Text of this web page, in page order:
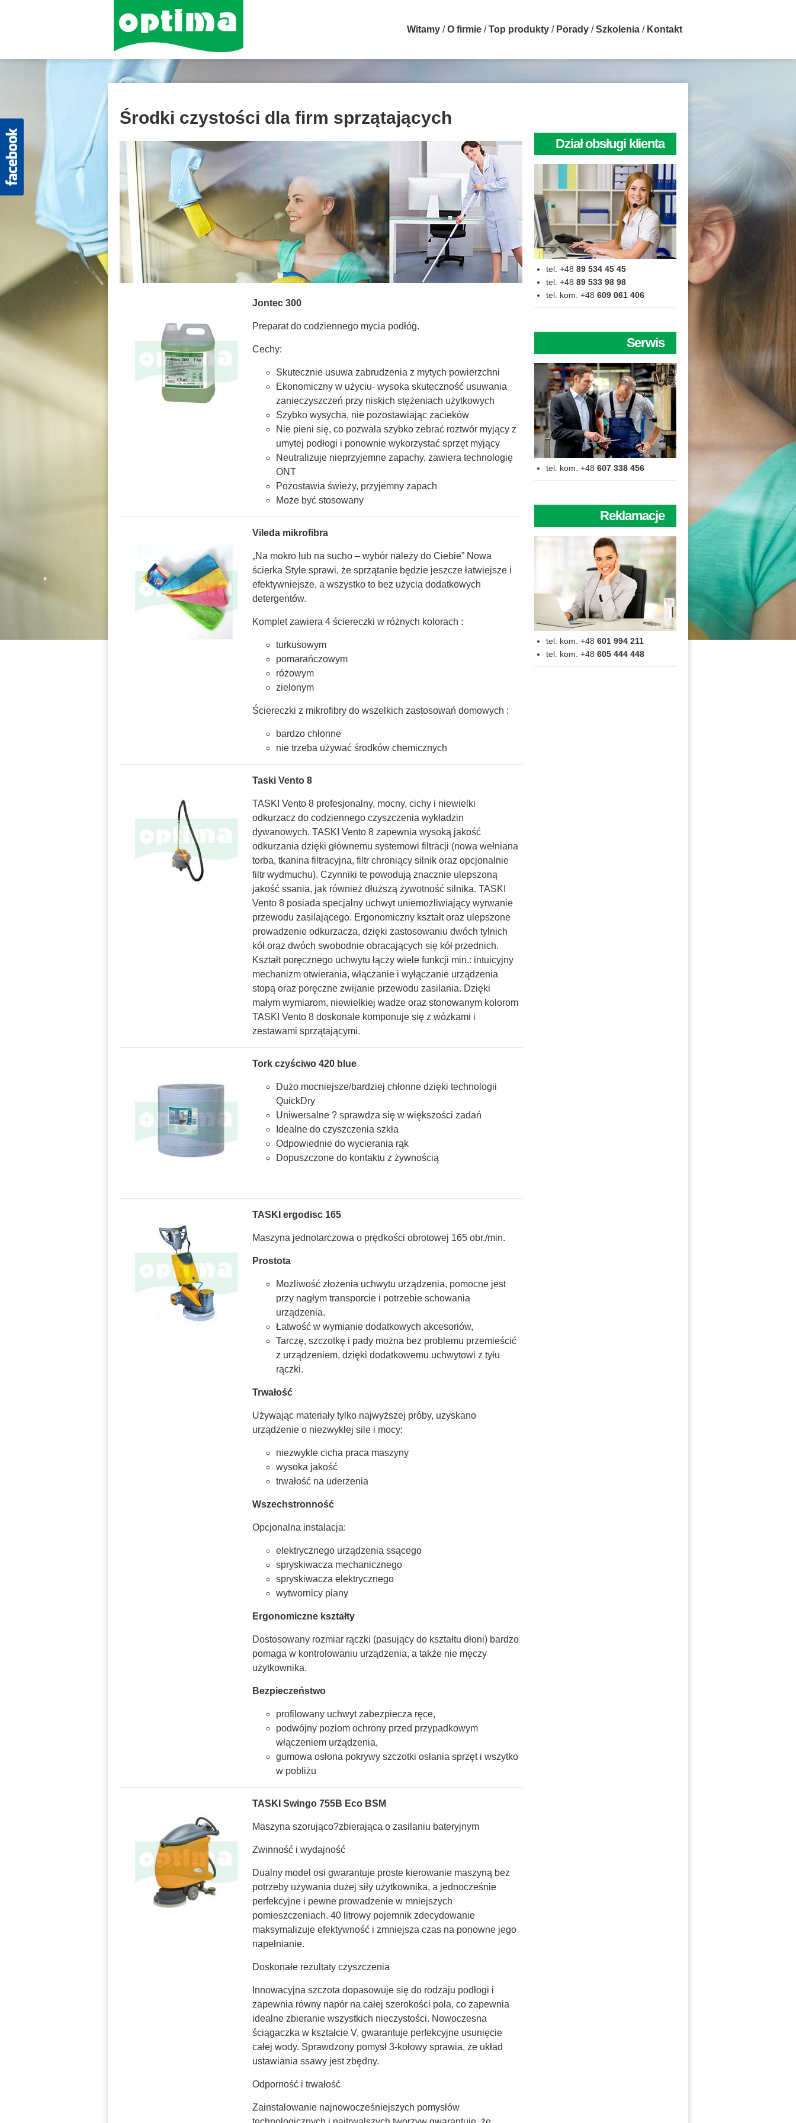
Witamy O firmie Top produkty Porady Szkolenia Kontakt
Środki czystości dla firm sprzątających
Jontec 300
Preparat do codziennego mycia podłóg.
Cechy:
Skutecznie usuwa zabrudzenia z mytych powierzchni
Ekonomiczny w użyciu- wysoka skuteczność usuwania
zanieczyszczeń przy niskich stężeniach użytkowych
Szybko wysycha, nie pozostawiając zacieków
Nie pieni się, co pozwala szybko zebrać roztwór myjący z
umytej podłogi i ponownie wykorzystać sprzęt myjący
Neutralizuje nieprzyjemne zapachy, zawiera technologię
ONT
Pozostawia świeży, przyjemny zapach
Może być stosowany
Vileda mikrofibra
„Na mokro lub na sucho – wybór należy do Ciebie” Nowa
ścierka Style sprawi, że sprzątanie będzie jeszcze łatwiejsze i
efektywniejsze, a wszystko to bez użycia dodatkowych
detergentów.
Komplet zawiera 4 ściereczki w różnych kolorach :
turkusowym
pomarańczowym
różowym
zielonym
Ściereczki z mikrofibry do wszelkich zastosowań domowych :
bardzo chłonne
nie trzeba używać środków chemicznych
Taski Vento 8
TASKI Vento 8 profesjonalny, mocny, cichy i niewielki
odkurzacz do codziennego czyszczenia wykładzin
dywanowych. TASKI Vento 8 zapewnia wysoką jakość
odkurzania dzięki głównemu systemowi filtracji (nowa wełniana
torba, tkanina filtracyjna, filtr chroniący silnik oraz opcjonalnie
filtr wydmuchu). Czynniki te powodują znacznie ulepszoną
jakość ssania, jak również dłuższą żywotność silnika. TASKI
Vento 8 posiada specjalny uchwyt uniemożliwiający wyrwanie
przewodu zasilającego. Ergonomiczny kształt oraz ulepszone
prowadzenie odkurzacza, dzięki zastosowaniu dwóch tylnich
kół oraz dwóch swobodnie obracających się kół przednich.
Kształt poręcznego uchwytu łączy wiele funkcji min.: intuicyjny
mechanizm otwierania, włączanie i wyłączanie urządzenia
stopą oraz poręczne zwijanie przewodu zasilania. Dzięki
małym wymiarom, niewielkiej wadze oraz stonowanym kolorom
TASKI Vento 8 doskonale komponuje się z wózkami i
zestawami sprzątającymi.
Tork czyściwo 420 blue
Dużo mocniejsze/bardziej chłonne dzięki technologii
QuickDry
Uniwersalne ? sprawdza się w większości zadań
Idealne do czyszczenia szkła
Odpowiednie do wycierania rąk
Dopuszczone do kontaktu z żywnością
TASKI ergodisc 165
Maszyna jednotarczowa o prędkości obrotowej 165 obr./min.
Prostota
Możliwość złożenia uchwytu urządzenia, pomocne jest
przy nagłym transporcie i potrzebie schowania
urządzenia.
Łatwość w wymianie dodatkowych akcesoriów,
Tarczę, szczotkę i pady można bez problemu przemieścić
z urządzeniem, dzięki dodatkowemu uchwytowi z tyłu
rączki.
Trwałość
Używając materiały tylko najwyższej próby, uzyskano
urządzenie o niezwykłej sile i mocy:
niezwykle cicha praca maszyny
wysoka jakość
trwałość na uderzenia
Wszechstronność
Opcjonalna instalacja:
elektrycznego urządzenia ssącego
spryskiwacza mechanicznego
spryskiwacza elektrycznego
wytwornicy piany
Ergonomiczne kształty
Dostosowany rozmiar rączki (pasujący do kształtu dłoni) bardzo
pomaga w kontrolowaniu urządzenia, a także nie męczy
użytkownika.
Bezpieczeństwo
profilowany uchwyt zabezpiecza ręce,
podwójny poziom ochrony przed przypadkowym
włączeniem urządzenia,
gumowa osłona pokrywy szczotki osłania sprzęt i wszytko
w pobliżu
TASKI Swingo 755B Eco BSM
Maszyna szorująco?zbierająca o zasilaniu bateryjnym
Zwinność i wydajność
Dualny model osi gwarantuje proste kierowanie maszyną bez
potrzeby używania dużej siły użytkownika, a jednocześnie
perfekcyjne i pewne prowadzenie w mniejszych
pomieszczeniach. 40 litrowy pojemnik zdecydowanie
maksymalizuje efektywność i zmniejsza czas na ponowne jego
napełnianie.
Doskonałe rezultaty czyszczenia
Innowacyjna szczota dopasowuje się do rodzaju podłogi i
zapewnia równy napór na całej szerokości pola, co zapewnia
idealne zbieranie wszystkich nieczystości. Nowoczesna
ściągaczka w kształcie V, gwarantuje perfekcyjne usunięcie
całej wody. Sprawdzony pomysł 3-kołowy sprawia, że układ
ustawiania ssawy jest zbędny.
Odporność i trwałość
Zainstalowanie najnowocześniejszych pomysłów
Dział obsługi klienta
tel. +48 89 534 45 45
tel. +48 89 533 98 98
tel. kom. +48 609 061 406
Serwis
tel. kom. +48 607 338 456
Reklamacje
tel. kom. +48 601 994 211
tel. kom. +48 605 444 448